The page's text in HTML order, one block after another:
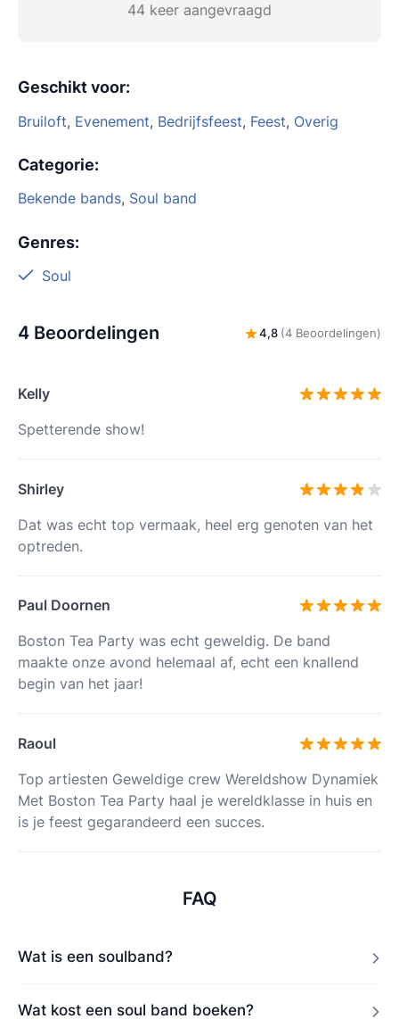
44 keer aangevraagd
Geschikt voor:
Bruiloft, Evenement, Bedrijfsfeest, Feest, Overig
Categorie:
Bekende bands, Soul band
Genres:
Soul
4 Beoordelingen 4,8 (4 Beoordelingen)
Kelly
Spetterende show!
Shirley
Dat was echt top vermaak, heel erg genoten van het
optreden.
Paul Doornen
Boston Tea Party was echt geweldig. De band
maakte onze avond helemaal af, echt een knallend
begin van het jaar!
Raoul
Top artiesten Geweldige crew Wereldshow Dynamiek
Met Boston Tea Party haal je wereldklasse in huis en
is je feest gegarandeerd een succes.
FAQ
Wat is een soulband?
Wat kost een soul band boeken?